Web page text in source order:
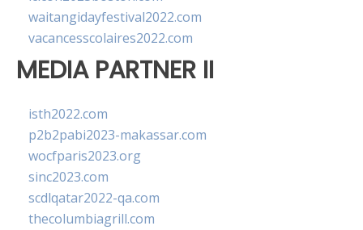
waitangidayfestival2022.com
vacancesscolaires2022.com
MEDIA PARTNER II
isth2022.com
p2b2pabi2023-makassar.com
wocfparis2023.org
sinc2023.com
scdlqatar2022-qa.com
thecolumbiagrill.com